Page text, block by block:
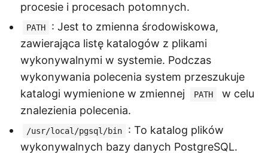
procesie i procesach potomnych.
PATH
: Jest to zmienna środowiskowa,
zawierająca listę katalogów z plikami
wykonywalnymi w systemie. Podczas
wykonywania polecenia system przeszukuje
katalogi wymienione w zmiennej
PATH
w celu
znalezienia polecenia.
/usr/local/pgsql/bin
: To katalog plików
wykonywalnych bazy danych PostgreSQL.